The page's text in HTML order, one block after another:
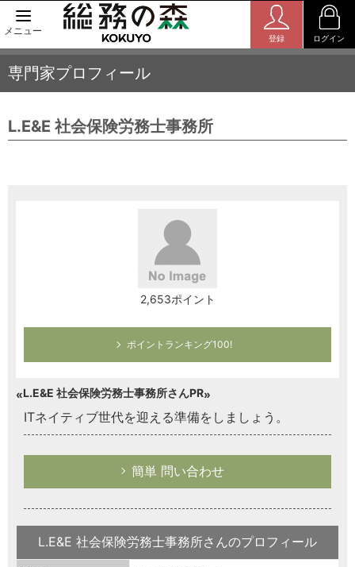
メニュー
登録 ログイン
専門家プロフィール
L.E&E 社会保険労務士事務所
2,653ポイント
ポイントランキング100!
L.E&E 社会保険労務士事務所さんPR
ITネイティブ世代を迎える準備をしましょう。
簡単 問い合わせ
L.E&E 社会保険労務士事務所さんのプロフィール